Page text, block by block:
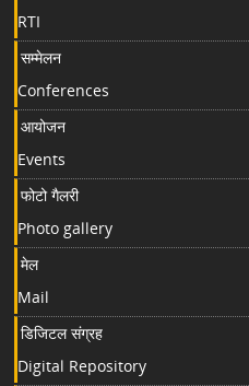
RTI
सम्मेलन
Conferences
आयोजन
Events
फोटो गैलरी
Photo gallery
मेल
Mail
डिजिटल संग्रह
Digital Repository